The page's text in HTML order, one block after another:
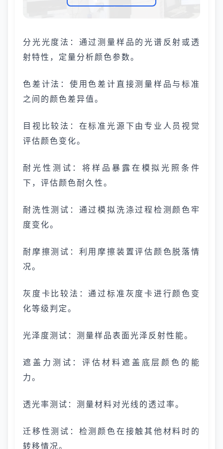
分光光度法：通过测量样品的光谱反射或透
射特性，定量分析颜色参数。
色差计法：使用色差计直接测量样品与标准
之间的颜色差异值。
目视比较法：在标准光源下由专业人员视觉
评估颜色变化。
耐光性测试：将样品暴露在模拟光照条件
下，评估颜色耐久性。
耐洗性测试：通过模拟洗涤过程检测颜色牢
度变化。
耐摩擦测试：利用摩擦装置评估颜色脱落情
况。
灰度卡比较法：通过标准灰度卡进行颜色变
化等级判定。
光泽度测试：测量样品表面光泽反射性能。
遮盖力测试：评估材料遮盖底层颜色的能
力。
透光率测试：测量材料对光线的透过率。
迁移性测试：检测颜色在接触其他材料时的
转移情况。